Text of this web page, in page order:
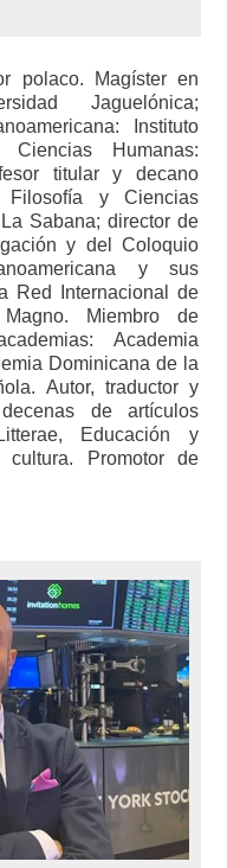
polaco. Magíster en
Jaguelónica;
Instituto
Humanas:
titular y decano
y Ciencias
Sabana; director de
y del Coloquio
y sus
Red Internacional de
Miembro de
Academia
Dominicana de la
Autor, traductor y
de artículos
Educación y
cultura. Promotor de